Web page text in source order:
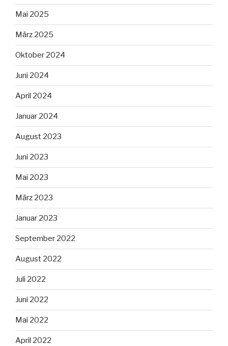
Mai 2025
März 2025
Oktober 2024
Juni 2024
April 2024
Januar 2024
August 2023
Juni 2023
Mai 2023
März 2023
Januar 2023
September 2022
August 2022
Juli 2022
Juni 2022
Mai 2022
April 2022